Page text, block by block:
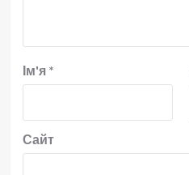
Ім'я *
Сайт